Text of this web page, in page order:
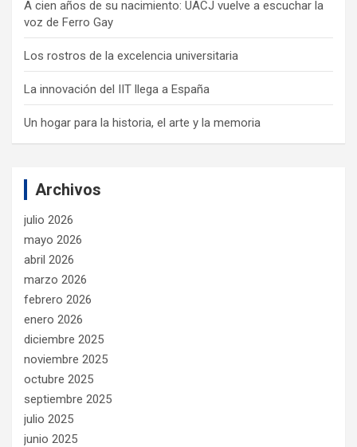
A cien años de su nacimiento: UACJ vuelve a escuchar la
voz de Ferro Gay
Los rostros de la excelencia universitaria
La innovación del IIT llega a España
Un hogar para la historia, el arte y la memoria
Archivos
julio 2026
mayo 2026
abril 2026
marzo 2026
febrero 2026
enero 2026
diciembre 2025
noviembre 2025
octubre 2025
septiembre 2025
julio 2025
junio 2025